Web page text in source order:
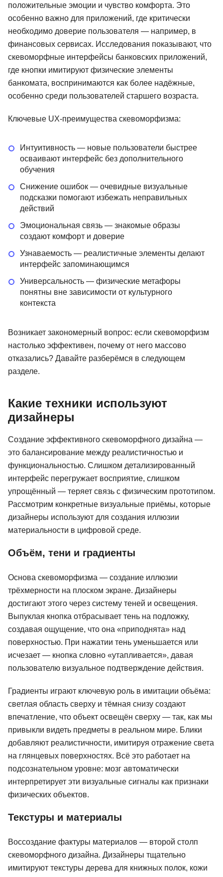
положительные эмоции и чувство комфорта. Это
особенно важно для приложений, где критически
необходимо доверие пользователя — например, в
финансовых сервисах. Исследования показывают, что
скевоморфные интерфейсы банковских приложений,
где кнопки имитируют физические элементы
банкомата, воспринимаются как более надёжные,
особенно среди пользователей старшего возраста.
Ключевые UX-преимущества скевоморфизма:
Интуитивность — новые пользователи быстрее
осваивают интерфейс без дополнительного
обучения
Снижение ошибок — очевидные визуальные
подсказки помогают избежать неправильных
действий
Эмоциональная связь — знакомые образы
создают комфорт и доверие
Узнаваемость — реалистичные элементы делают
интерфейс запоминающимся
Универсальность — физические метафоры
понятны вне зависимости от культурного
контекста
Возникает закономерный вопрос: если скевоморфизм
настолько эффективен, почему от него массово
отказались? Давайте разберёмся в следующем
разделе.
Какие техники используют
дизайнеры
Создание эффективного скевоморфного дизайна —
это балансирование между реалистичностью и
функциональностью. Слишком детализированный
интерфейс перегружает восприятие, слишком
упрощённый — теряет связь с физическим прототипом.
Рассмотрим конкретные визуальные приёмы, которые
дизайнеры используют для создания иллюзии
материальности в цифровой среде.
Объём, тени и градиенты
Основа скевоморфизма — создание иллюзии
трёхмерности на плоском экране. Дизайнеры
достигают этого через систему теней и освещения.
Выпуклая кнопка отбрасывает тень на подложку,
создавая ощущение, что она «приподнята» над
поверхностью. При нажатии тень уменьшается или
исчезает — кнопка словно «утапливается», давая
пользователю визуальное подтверждение действия.
Градиенты играют ключевую роль в имитации объёма:
светлая область сверху и тёмная снизу создают
впечатление, что объект освещён сверху — так, как мы
привыкли видеть предметы в реальном мире. Блики
добавляют реалистичности, имитируя отражение света
на глянцевых поверхностях. Всё это работает на
подсознательном уровне: мозг автоматически
интерпретирует эти визуальные сигналы как признаки
физических объектов.
Текстуры и материалы
Воссоздание фактуры материалов — второй столп
скевоморфного дизайна. Дизайнеры тщательно
имитируют текстуры дерева для книжных полок, кожи
Дизайнер интерфейсов Design PRO